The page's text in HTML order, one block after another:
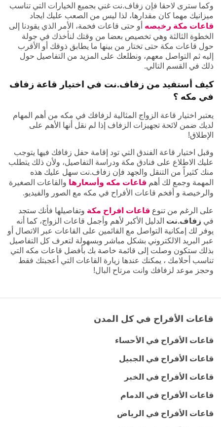
وكما سترى لاحقا فإن زفاف.نت غني بجميع الخيارات التي تناسب
ميزانيك مهما كان مقدارها، لذا ليس من الصعب عليك ايجاد
قاعات مكة رخيصه أو حتى قاعات فخمة، الأمر الذي يقودنا إلى
الخطوة الثالثة وهي تخصيص بعضا من وقتك لنأخذك في جولة
حول قاعات مكة حتى تختار من بينها ما يطابق ذوقك أو الأقرب
إليه ثم التواصل معهم، ونطلعك على المزيد من التفاصيل حول
ذلك في القسم التالي.
كيف أستفيد من زفاف.نت في اختيار قاعة زفاف
في مكه ؟
يعتبر اختيار قاعة الزواج المثالية لزفافك في مكه من أهم المهام
لديك ضمن لائحة تجهيزات الزفاف إذا لم نقل أنها الأهم على
الإطلاق!
وقبل اختيار قاعة الفندق التي تود إقامة حفل زفافك فيها يتوجب
عليك الاطلاع على فنادق مكة ودراسة التفاصيل، ولأن ذلك يتطلب
منك كثيراً من التنقل والجهد فإن زفاف.نت سهل عليك هذه
المهمة وجمع لك أهم قاعات مكه وأسعارها والقاعات الصغيرة
والرخيصة و أفخم قاعات الأفراح في مكه مع الصور والفيديو.
على الرغم من تنوع قاعات افراح مكة وتفاصيلها فأنك ستجد
في زفاف.نت الدليل الأكبر لأهم وأجمل قاعات الزواج، كما أنه
يوفر لك إمكانية التواصل مع القائمين على القاعات عبر الاتصال أو
عبر البريد الالكتروني بشكل مباشر وبسهولة لتعرف كل التفاصيل
بذلك ستكون وصلت إلى قائمة خاصة بك بأفضل قاعات مكه التي
تناسب أحلامك ، يمكنك عندها زيارة القاعات التي أعجبتك فقط
وحجز موعد لزفافك وانت مرتاح البال!
قاعات الأفراح في كل المدن
قاعات الأفراح في الأحساء
قاعات الأفراح في الجبيل
قاعات الأفراح في الخبر
قاعات الأفراح في الدمام
قاعات الأفراح في الرياض